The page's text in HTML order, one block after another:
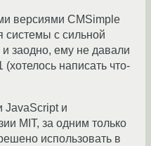
версиями CMSimple
системы с сильной
заодно, ему не давали
написать что-
JavaScript и
MIT, за одним только
использовать в